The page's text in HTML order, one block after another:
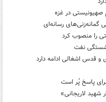
گمانه‌زنی‌های رسانه‌ای
را منصوب کرد
و قدس اشغالی ادامه دارد
پاسخ پُر است
شهید لاریجانی»